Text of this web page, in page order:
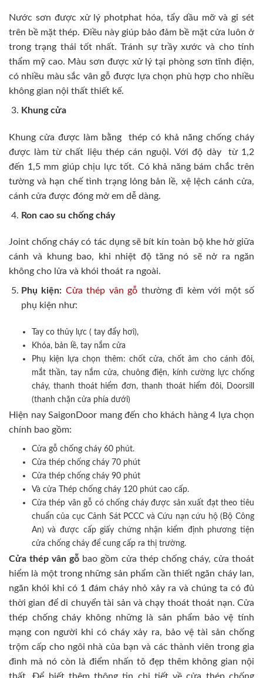
Nước sơn được xử lý photphat hóa, tẩy dầu mỡ và gỉ sét
trên bề mặt thép. Điều này giúp bảo đảm bề mặt cửa luôn ở
trong trạng thái tốt nhất. Tránh sự trầy xước và cho tính
thẩm mỹ cao. Màu sơn được xử lý tại phòng sơn tĩnh điện,
có nhiều màu sắc vân gỗ được lựa chọn phù hợp cho nhiều
không gian nội thất thiết kế.
Khung cửa
Khung cửa được làm bằng thép có khả năng chống cháy
được làm từ chất liệu thép cán nguội. Với độ dày từ 1,2
đến 1,5 mm giúp chịu lực tốt. Có khả năng bám chắc trên
tường và hạn chế tình trạng lỏng bản lề, xệ lệch cánh cửa,
cánh cửa được đóng mở em dễ dàng.
Ron cao su chống cháy
Joint chống cháy có tác dụng sẽ bít kín toàn bộ khe hở giữa
cánh và khung bao, khi nhiệt độ tăng nó sẽ nở ra ngăn
không cho lửa và khói thoát ra ngoài.
Phụ kiện: Cửa thép vân gỗ thường đi kèm với một số
phụ kiện như:
Tay co thủy lực ( tay đẩy hơi),
Khóa, bản lề, tay nắm cửa
Phụ kiện lựa chọn thêm: chốt cửa, chốt âm cho cánh đôi,
mắt thần, tay nắm cửa, chuông điện, kính cường lực chống
cháy, thanh thoát hiểm đơn, thanh thoát hiểm đôi, Doorsill
(thanh chặn cửa phía dưới)
Hiện nay SaigonDoor mang đến cho khách hàng 4 lựa chọn
chính bao gồm:
Cửa gỗ chống cháy 60 phút.
Cửa thép chống cháy 70 phút
Cửa thép chống cháy 90 phút
Và cửa Thép chống cháy 120 phút cao cấp.
Cửa thép vân gỗ có chống cháy được sản xuất đạt theo tiêu
chuẩn của cục Cảnh Sát PCCC và Cứu nạn cứu hộ (Bộ Công
An) và được cấp giấy chứng nhận kiểm định phương tiện
cửa chống cháy để cung cấp ra thị trường.
Cửa thép vân gỗ bao gồm cửa thép chống cháy, cửa thoát
hiểm là một trong những sản phẩm cần thiết ngăn cháy lan,
ngăn khói khi có 1 đám cháy nhỏ xảy ra và chúng ta có đủ
thời gian để di chuyển tài sản và chạy thoát thoát nạn. Cửa
thép chống cháy không những là sản phẩm bảo vệ tính
mạng con người khi có cháy xảy ra, bảo vệ tài sản chống
trộm cấp cho ngôi nhà của bạn và các thành viên trong gia
đình mà nó còn là điểm nhấn tô đẹp thêm không gian nội